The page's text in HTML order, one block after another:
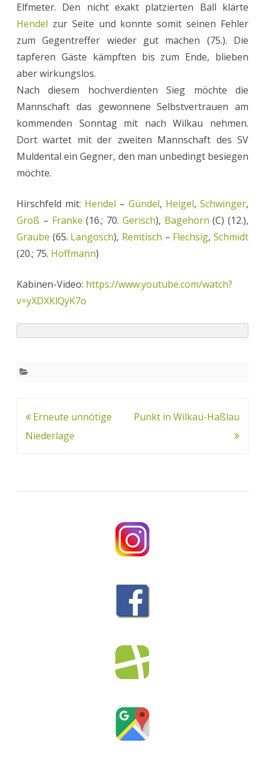
Elfmeter. Den nicht exakt platzierten Ball klärte
Hendel zur Seite und konnte somit seinen Fehler
zum Gegentreffer wieder gut machen (75.). Die
tapferen Gäste kämpften bis zum Ende, blieben
aber wirkungslos.
Nach diesem hochverdienten Sieg möchte die
Mannschaft das gewonnene Selbstvertrauen am
kommenden Sonntag mit nach Wilkau nehmen.
Dort wartet mit der zweiten Mannschaft des SV
Muldental ein Gegner, den man unbedingt besiegen
möchte.
Hirschfeld mit: Hendel – Gündel, Heigel, Schwinger,
Groß – Franke (16.; 70. Gerisch), Bagehorn (C) (12.),
Graube (65. Langosch), Remtisch – Flechsig,Schmidt
(20.; 75. Hoffmann)
Kabinen-Video: https://www.youtube.com/watch?
v=yXDXKlQyK7o
Beitrags-
Navigation
Erneute unnötige
Niederlage
Punkt in Wilkau-Haßlau